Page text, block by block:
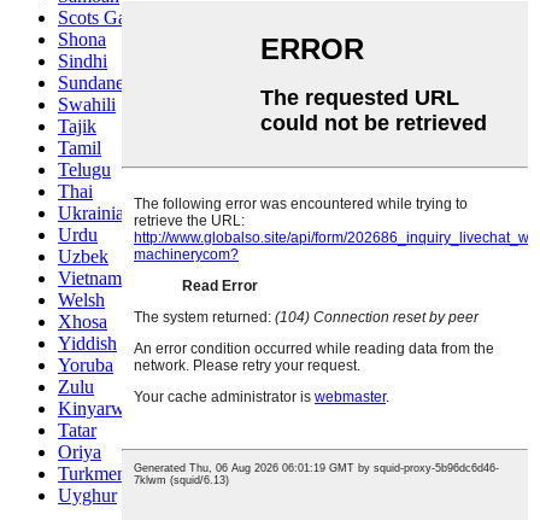
Scots Gaelic
Shona
Sindhi
Sundanese
Swahili
Tajik
Tamil
Telugu
Thai
Ukrainian
Urdu
Uzbek
Vietnamese
Welsh
Xhosa
Yiddish
Yoruba
Zulu
Kinyarwanda
Tatar
Oriya
Turkmen
Uyghur